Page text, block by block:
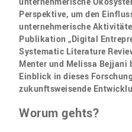
Perspektive, um den
unternehmerische
Publikation „Digital
Systematic Literature
Menter und Melissa Bejjani
Einblick in dieses
zukunftsweisende
Worum gehts?